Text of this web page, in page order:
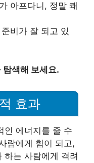
아프다니, 정말 쾌
비가 잘 되고 있
탐색해 보세요.
효과
인 에너지를 줄 수
람에게 힘이 되고,
하는 사람에게 격려